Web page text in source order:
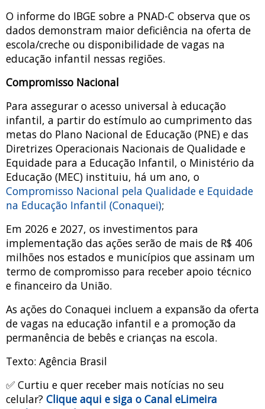
O informe do IBGE sobre a PNAD-C observa que os
dados demonstram maior deficiência na oferta de
escola/creche ou disponibilidade de vagas na
educação infantil nessas regiões.
Compromisso Nacional
Para assegurar o acesso universal à educação
infantil, a partir do estímulo ao cumprimento das
metas do Plano Nacional de Educação (PNE) e das
Diretrizes Operacionais Nacionais de Qualidade e
Equidade para a Educação Infantil, o Ministério da
Educação (MEC) instituiu, há um ano, o
Compromisso Nacional pela Qualidade e Equidade
na Educação Infantil (Conaquei);
Em 2026 e 2027, os investimentos para
implementação das ações serão de mais de R$ 406
milhões nos estados e municípios que assinam um
termo de compromisso para receber apoio técnico
e financeiro da União.
As ações do Conaquei incluem a expansão da oferta
de vagas na educação infantil e a promoção da
permanência de bebês e crianças na escola.
Texto: Agência Brasil
✅ Curtiu e quer receber mais notícias no seu
celular? Clique aqui e siga o Canal eLimeira